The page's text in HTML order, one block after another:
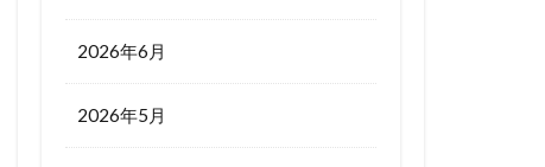
2026年6月
2026年5月